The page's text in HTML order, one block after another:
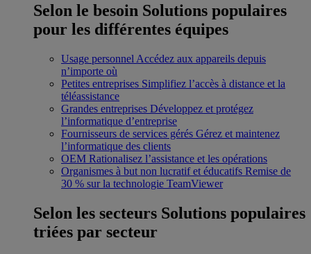
Selon le besoin Solutions populaires
pour les différentes équipes
Usage personnel Accédez aux appareils depuis
n’importe où
Petites entreprises Simplifiez l’accès à distance et la
téléassistance
Grandes entreprises Développez et protégez
l’informatique d’entreprise
Fournisseurs de services gérés Gérez et maintenez
l’informatique des clients
OEM Rationalisez l’assistance et les opérations
Organismes à but non lucratif et éducatifs Remise de
30 % sur la technologie TeamViewer
Selon les secteurs Solutions populaires
triées par secteur